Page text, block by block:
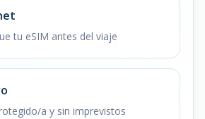
tu eSIM antes del viaje
a y sin imprevistos